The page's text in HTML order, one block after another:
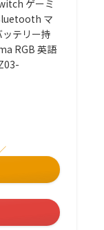
ゲーミ
マ
テリー持
RGB 英語